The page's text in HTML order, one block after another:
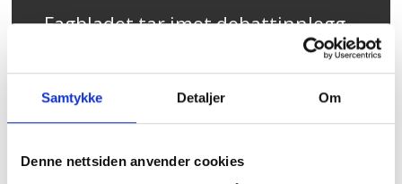
Samtykke Detaljer Om
Denne nettsiden anvender cookies
Fagbladet tar imot debattinnlegg
og kronikker til publisering både
på nettsiden og i papirutgaven.
Har du noe på hjertet, send det
redaksjonen@fagbladet.no